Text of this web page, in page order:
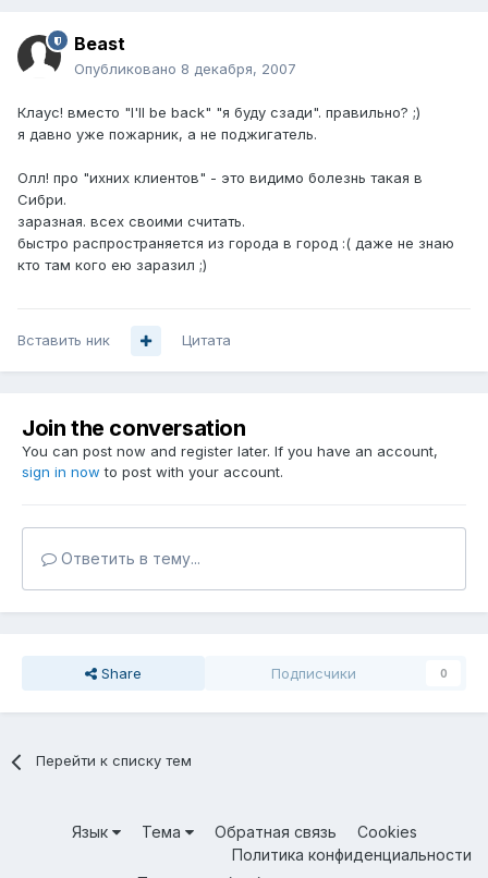
Beast
Опубликовано 8 декабря, 2007
Клаус! вместо "I'll be back" "я буду сзади". правильно? ;)
я давно уже пожарник, а не поджигатель.
Олл! про "ихних клиентов" - это видимо болезнь такая в
Сибри.
заразная. всех своими считать.
быстро распространяется из города в город :( даже не знаю
кто там кого ею заразил ;)
Вставить ник Цитата
Join the conversation
You can post now and register later. If you have an account,
sign in now to post with your account.
Ответить в тему...
Share Подписчики 0
Перейти к списку тем
Язык Тема Обратная связь
Cookies
Политика конфиденциальности